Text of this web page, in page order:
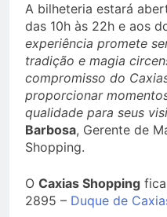
A bilheteria estará
das 10h às 22h e aos
experiência promete
tradição e magia
compromisso do
proporcionar
qualidade para seus
Barbosa, Gerente de
Shopping.
O Caxias Shopping
2895 – Duque de